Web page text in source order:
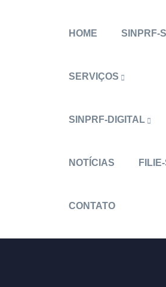
HOME SINPRF-
SERVIÇOS
SINPRF-DIGITAL
NOTÍCIAS
CONTATO